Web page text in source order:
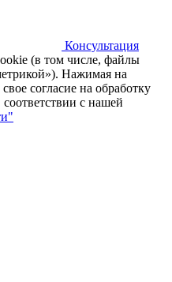
Консультация
(в том числе, файлы
Нажимая на
согласие на обработку
с нашей